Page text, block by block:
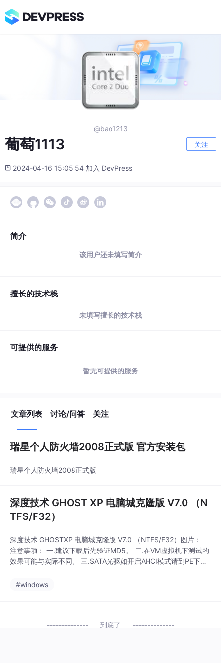
@bao1213
葡萄1113 关注
2024-04-16 15:05:54 加入 DevPress
简介
该用户还未填写简介
擅长的技术栈
未填写擅长的技术栈
可提供的服务
暂无可提供的服务
文章列表 讨论/问答 关注
瑞星个人防火墙2008正式版 官方安装包
瑞星个人防火墙2008正式版
深度技术 GHOST XP 电脑城克隆版 V7.0 （N
TFS/F32）
深度技术 GHOSTXP 电脑城克隆版 V7.0 （NTFS/F32）图片：
注意事项： 一.建议下载后先验证MD5。 二.在VM虚拟机下测试的
效果可能与实际不同。 三.SATA光驱如开启AHCI模式请到PE下安
仅用于技术研究，请勿用于非法用途。 ==================
#windows
到底了